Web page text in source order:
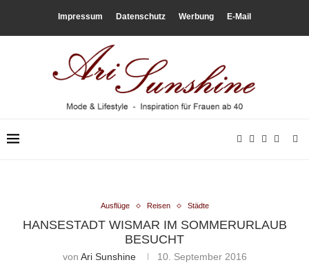
Impressum Datenschutz Werbung E-Mail
Ausflüge Reisen Städte
HANSESTADT WISMAR IM SOMMERURLAUB
BESUCHT
von Ari Sunshine 10. September 2016